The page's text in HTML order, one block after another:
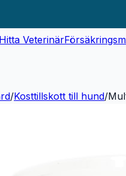
Hitta Veterinär
/Kosttillskott till hund/